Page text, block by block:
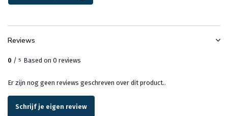
Reviews
0 / 5 Based on 0 reviews
Er zijn nog geen reviews geschreven over dit product..
Schrijf je eigen review